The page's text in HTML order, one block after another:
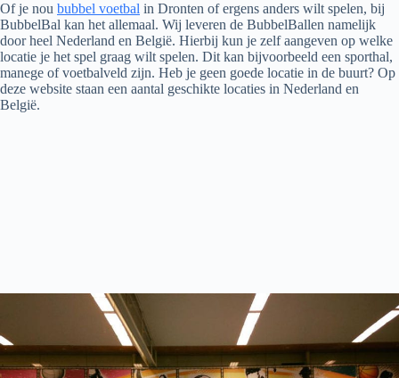
Of je nou bubbel voetbal in Dronten of ergens anders wilt spelen, bij
BubbelBal kan het allemaal. Wij leveren de BubbelBallen namelijk
door heel Nederland en België. Hierbij kun je zelf aangeven op welke
locatie je het spel graag wilt spelen. Dit kan bijvoorbeeld een sporthal,
manege of voetbalveld zijn. Heb je geen goede locatie in de buurt? Op
deze website staan een aantal geschikte locaties in Nederland en
België.